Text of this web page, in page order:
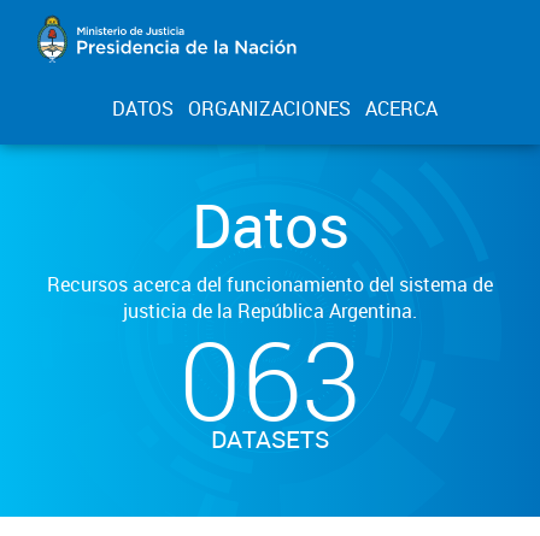
DATOS ORGANIZACIONES ACERCA
Datos
Recursos acerca del funcionamiento del sistema de
justicia de la República Argentina.
063
DATASETS